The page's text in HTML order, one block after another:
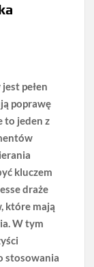
pełen
poprawę
to jeden z
kluczem
draże
które mają
W tym
stosowania